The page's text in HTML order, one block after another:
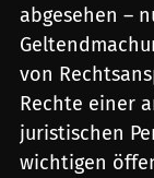
abgesehen –
von
Rechte einer
juristischen
wichtigen